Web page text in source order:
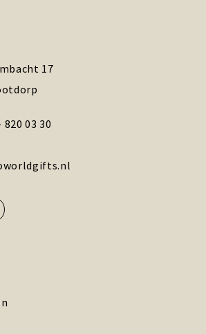
17
820 03 30